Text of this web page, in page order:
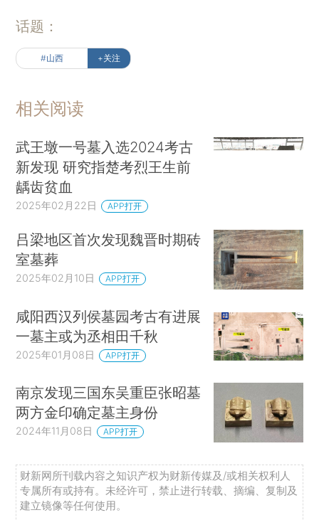
话题：
#山西 +关注
相关阅读
武王墩一号墓入选2024考古
新发现 研究指楚考烈王生前
龋齿贫血
2025年02月22日 APP打开
吕梁地区首次发现魏晋时期砖
室墓葬
2025年02月10日 APP打开
咸阳西汉列侯墓园考古有进展
一墓主或为丞相田千秋
2025年01月08日 APP打开
南京发现三国东吴重臣张昭墓
两方金印确定墓主身份
2024年11月08日 APP打开
财新网所刊载内容之知识产权为财新传媒及/或相关权利人
专属所有或持有。未经许可，禁止进行转载、摘编、复制及
建立镜像等任何使用。